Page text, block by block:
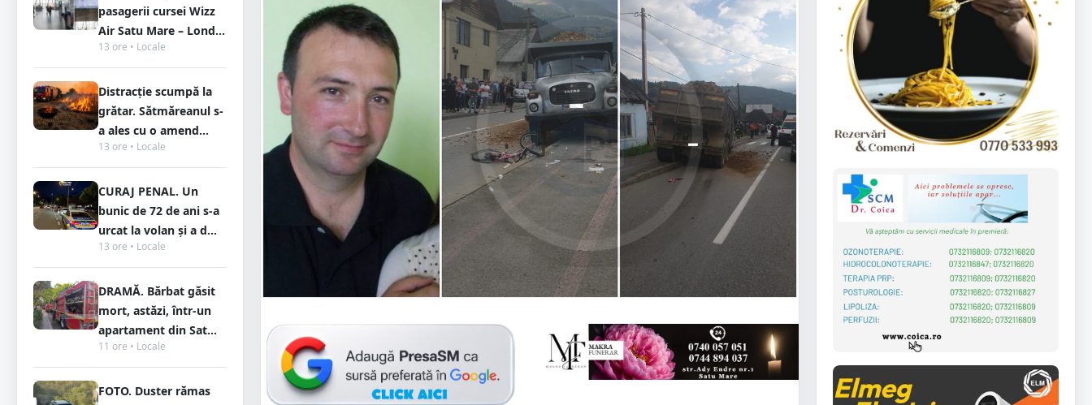
pasagerii cursei Wizz
Air Satu Mare – Lond...
13 ore • Locale
Distracție scumpă la
grătar. Sătmăreanul s-
a ales cu o amend...
13 ore • Locale
CURAJ PENAL. Un
bunic de 72 de ani s-a
urcat la volan și a d...
13 ore • Locale
DRAMĂ. Bărbat găsit
mort, astăzi, într-un
apartament din Sat...
11 ore • Locale
FOTO. Duster rămas